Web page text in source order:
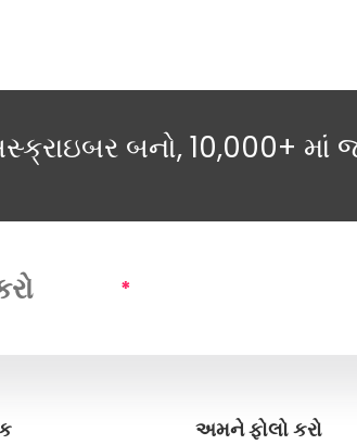
બનો, 10,000+ માં
*
અમને ફોલો કરો